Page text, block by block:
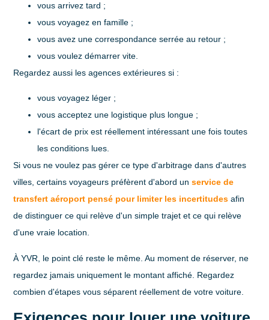
vous arrivez tard ;
vous voyagez en famille ;
vous avez une correspondance serrée au retour ;
vous voulez démarrer vite.
Regardez aussi les agences extérieures si :
vous voyagez léger ;
vous acceptez une logistique plus longue ;
l'écart de prix est réellement intéressant une fois toutes
les conditions lues.
Si vous ne voulez pas gérer ce type d'arbitrage dans d'autres
villes, certains voyageurs préfèrent d'abord unservice de
transfert aéroport pensé pour limiter les incertitudes afin
de distinguer ce qui relève d'un simple trajet et ce qui relève
d'une vraie location.
À YVR, le point clé reste le même. Au moment de réserver, ne
regardez jamais uniquement le montant affiché. Regardez
combien d'étapes vous séparent réellement de votre voiture.